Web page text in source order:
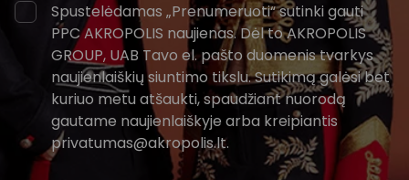
Spustelėdamas „Prenumeruoti“ sutinki gauti
PPC AKROPOLIS naujienas. Dėl to AKROPOLIS
GROUP, UAB Tavo el. pašto duomenis tvarkys
naujienlaiškių siuntimo tikslu. Sutikimą galėsi bet
kuriuo metu atšaukti, spaudžiant nuorodą
gautame naujienlaiškyje arba kreipiantis
privatumas@akropolis.lt.